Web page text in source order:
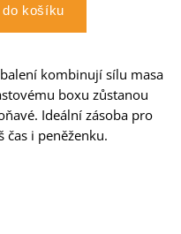
do košíku
kombinují sílu masa
boxu zůstanou
Ideální zásoba pro
čas i peněženku.